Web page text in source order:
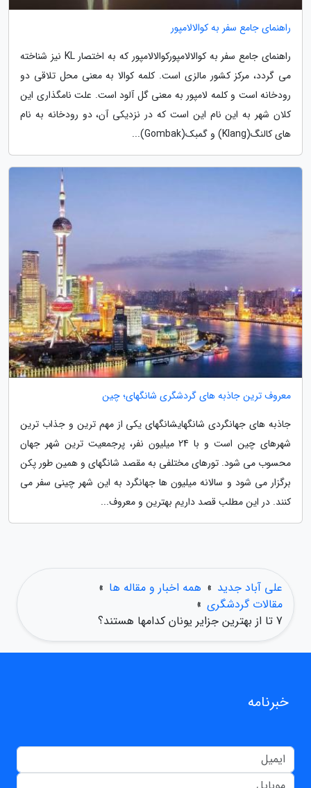
راهنمای جامع سفر به کوالالامپور
راهنمای جامع سفر به کوالالامپورکوالالامپور که به اختصار KL نیز شناخته
می گردد، مرکز کشور مالزی است. کلمه کوالا به معنی محل تلاقی دو
رودخانه است و کلمه لامپور به معنی گل آلود است. علت نامگذاری این
کلان شهر به این نام این است که در نزدیکی آن، دو رودخانه به نام
های کالنگ(Klang) و گمبک(Gombak)...
معروف ترین جاذبه های گردشگری شانگهای؛ چین
جاذبه های جهانگردی شانگهایشانگهای یکی از مهم ترین و جذاب ترین
شهرهای چین است و با 24 میلیون نفر، پرجمعیت ترین شهر جهان
محسوب می شود. تورهای مختلفی به مقصد شانگهای و همین طور پکن
برگزار می شود و سالانه میلیون ها جهانگرد به این شهر چینی سفر می
کنند. در این مطلب قصد داریم بهترین و معروف...
علی آباد جدید » همه اخبار و مقاله ها »
مقالات گردشگری »
7 تا از بهترین جزایر یونان کدامها هستند؟
خبرنامه